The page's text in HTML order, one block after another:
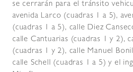
se cerrarán para el tránsito
avenida Larco (cuadras 1 a 5),
(cuadras 1 a 5), calle Diez
calle Cantuarias (cuadras 1 y 2),
(cuadras 1 y 2), calle Manuel
calle Schell (cuadras 1 a 5) y el